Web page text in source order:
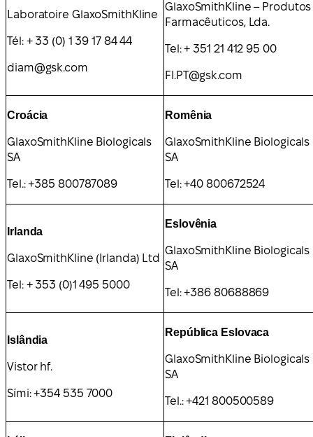
Laboratoire GlaxoSmithKline
Tél: + 33 (0) 1 39 17 84 44
diam@gsk.com
GlaxoSmithKline – Produtos
Farmacêuticos, Lda.
Tel: + 351 21 412 95 00
FI.PT@gsk.com
Croácia
GlaxoSmithKline Biologicals
SA
Tel.: +385 800787089
Romênia
GlaxoSmithKline Biologicals
SA
Tel: +40 800672524
Irlanda
GlaxoSmithKline (Irlanda) Ltd
Tel: + 353 (0)1 495 5000
Eslovênia
GlaxoSmithKline Biologicals
SA
Tel: +386 80688869
Islândia
Vistor hf.
Sími: +354 535 7000
República Eslovaca
GlaxoSmithKline Biologicals
SA
Tel.: +421 800500589